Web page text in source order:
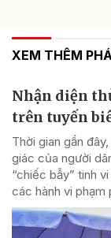
XEM THÊM
Nhận diện
trên tuyến
Thời gian gần
giác của người
“chiếc bẫy” tinh
các hành vi phạm